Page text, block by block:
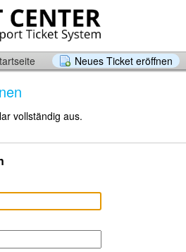
Neues Ticket eröffnen
vollständig aus.